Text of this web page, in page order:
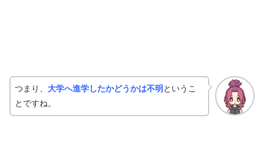
つまり、 大学へ進学したかどうかは不明 というこ
とですね。